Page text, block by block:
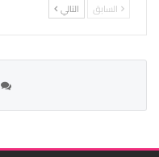
السابق التالي